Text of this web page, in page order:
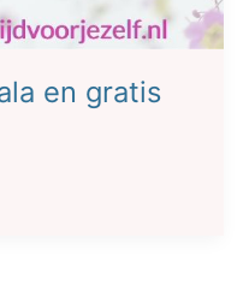
en gratis